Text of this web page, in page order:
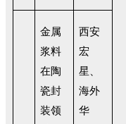
金属
浆料
在陶
瓷封
装领
西安
宏
星、
海外
华